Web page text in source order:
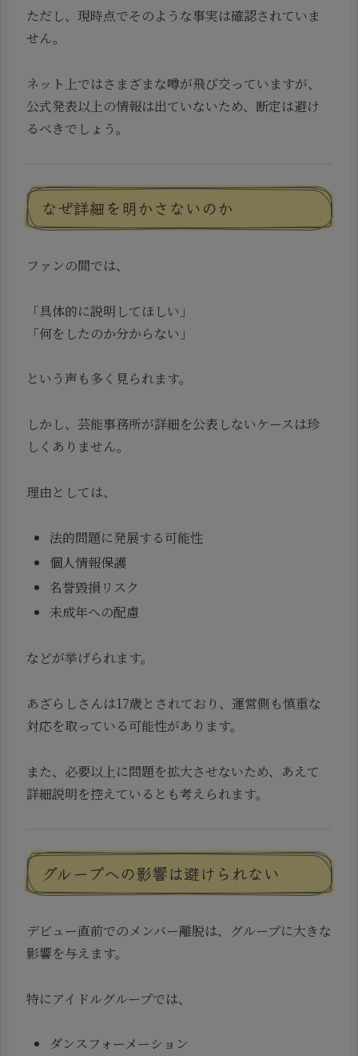
ただし、現時点でそのような事実は確認されていま
せん。
ネット上ではさまざまな噂が飛び交っていますが、
公式発表以上の情報は出ていないため、断定は避け
るべきでしょう。
なぜ詳細を明かさないのか
ファンの間では、
「具体的に説明してほしい」
「何をしたのか分からない」
という声も多く見られます。
しかし、芸能事務所が詳細を公表しないケースは珍
しくありません。
理由としては、
法的問題に発展する可能性
個人情報保護
名誉毀損リスク
未成年への配慮
などが挙げられます。
あざらしさんは17歳とされており、運営側も慎重な
対応を取っている可能性があります。
また、必要以上に問題を拡大させないため、あえて
詳細説明を控えているとも考えられます。
グループへの影響は避けられない
デビュー直前でのメンバー離脱は、グループに大きな
影響を与えます。
特にアイドルグループでは、
ダンスフォーメーション